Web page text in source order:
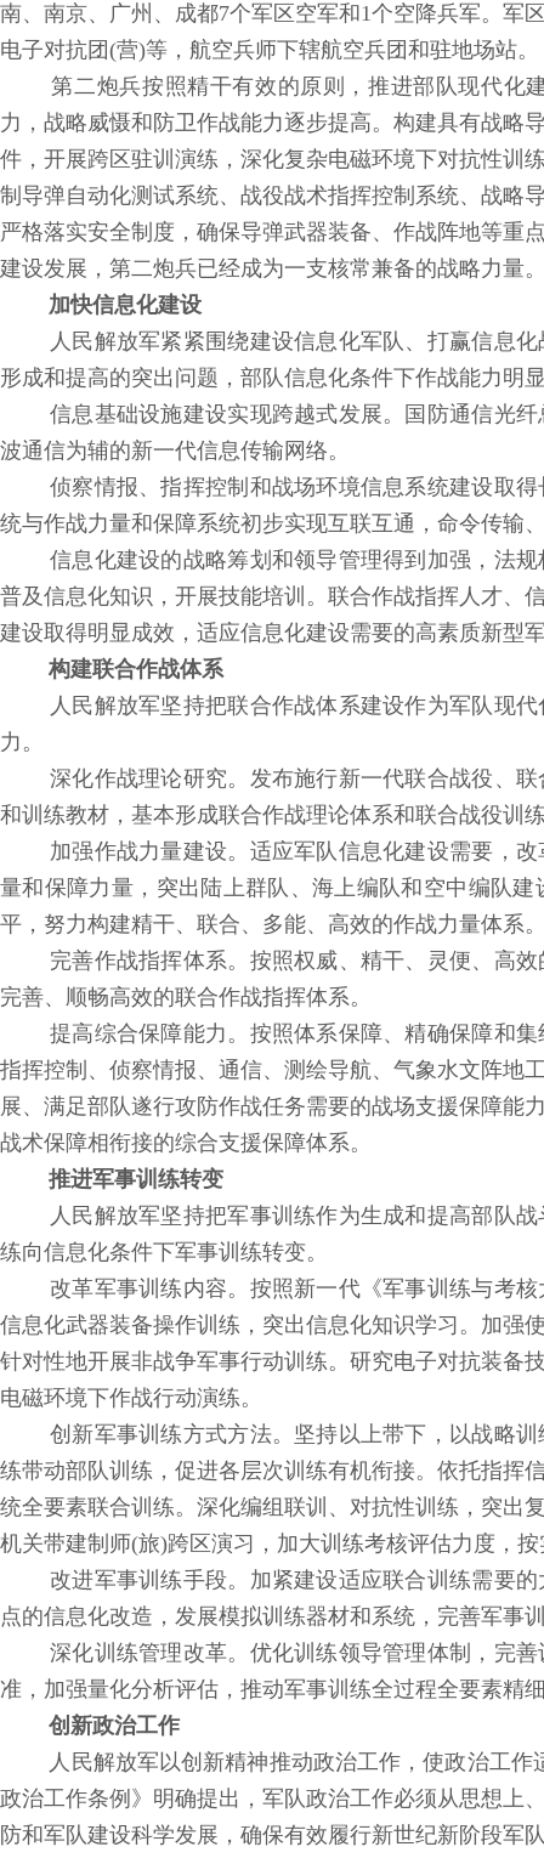
南、南京、广州、成都7个军区空军和1个空降兵军。军
电子对抗团(营)等，航空兵师下辖航空兵团和驻地场站。
第二炮兵按照精干有效的原则，推进部队现代化
力，战略威慑和防卫作战能力逐步提高。构建具有战略
件，开展跨区驻训演练，深化复杂电磁环境下对抗性训
制导弹自动化测试系统、战役战术指挥控制系统、战略
严格落实安全制度，确保导弹武器装备、作战阵地等重
建设发展，第二炮兵已经成为一支核常兼备的战略力量
加快信息化建设
人民解放军紧紧围绕建设信息化军队、打赢信息
形成和提高的突出问题，部队信息化条件下作战能力明
信息基础设施建设实现跨越式发展。国防通信光
波通信为辅的新一代信息传输网络。
侦察情报、指挥控制和战场环境信息系统建设取
统与作战力量和保障系统初步实现互联互通，命令传输
信息化建设的战略筹划和领导管理得到加强，法
普及信息化知识，开展技能培训。联合作战指挥人才、
建设取得明显成效，适应信息化建设需要的高素质新型
构建联合作战体系
人民解放军坚持把联合作战体系建设作为军队现
力。
深化作战理论研究。发布施行新一代联合战役、
和训练教材，基本形成联合作战理论体系和联合战役训
加强作战力量建设。适应军队信息化建设需要，
量和保障力量，突出陆上群队、海上编队和空中编队
平，努力构建精干、联合、多能、高效的作战力量体系
完善作战指挥体系。按照权威、精干、灵便、高
完善、顺畅高效的联合作战指挥体系。
提高综合保障能力。按照体系保障、精确保障和
指挥控制、侦察情报、通信、测绘导航、气象水文阵地
展、满足部队遂行攻防作战任务需要的战场支援保障能
战术保障相衔接的综合支援保障体系。
推进军事训练转变
人民解放军坚持把军事训练作为生成和提高部队
练向信息化条件下军事训练转变。
改革军事训练内容。按照新一代《军事训练与考
信息化武器装备操作训练，突出信息化知识学习。加强
针对性地开展非战争军事行动训练。研究电子对抗装备
电磁环境下作战行动演练。
创新军事训练方式方法。坚持以上带下，以战略
练带动部队训练，促进各层次训练有机衔接。依托指挥
统全要素联合训练。深化编组联训、对抗性训练，突出
机关带建制师(旅)跨区演习，加大训练考核评估力度，
改进军事训练手段。加紧建设适应联合训练需要
点的信息化改造，发展模拟训练器材和系统，完善军事
深化训练管理改革。优化训练领导管理体制，完
准，加强量化分析评估，推动军事训练全过程全要素精
创新政治工作
人民解放军以创新精神推动政治工作，使政治工作
政治工作条例》明确提出，军队政治工作必须从思想上
防和军队建设科学发展，确保有效履行新世纪新阶段军